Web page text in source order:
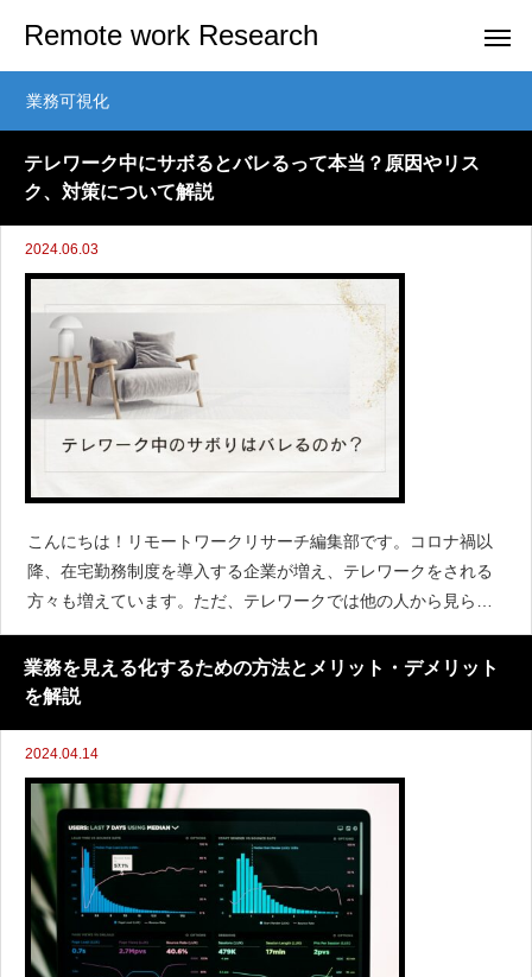
Remote work Research
業務可視化
テレワーク中にサボるとバレるって本当？原因やリス
ク、対策について解説
2024.06.03
こんにちは！リモートワークリサーチ編集部です。コロナ禍以
降、在宅勤務制度を導入する企業が増え、テレワークをされる
方々も増えています。ただ、テレワークでは他の人から見られ
ることがないため、ついついサボってしまうというご経験があ
る方もいらっしゃるのではないでしょうか？そこで、今回は
「テレワークで
業務を見える化するための方法とメリット・デメリット
を解説
2024.04.14